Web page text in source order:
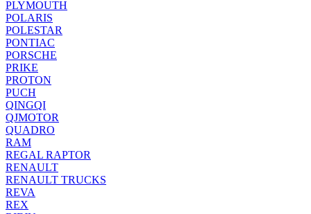
PLYMOUTH
POLARIS
POLESTAR
PONTIAC
PORSCHE
PRIKE
PROTON
PUCH
QINGQI
QJMOTOR
QUADRO
RAM
REGAL RAPTOR
RENAULT
RENAULT TRUCKS
REVA
REX